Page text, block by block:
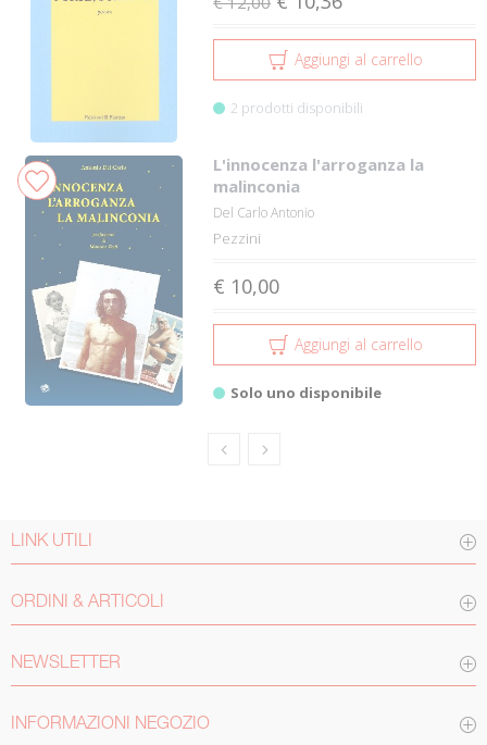
Aggiungi al carrello
2 prodotti disponibili
L'innocenza l'arroganza la
malinconia
Del Carlo Antonio
Pezzini
€ 10,00
Aggiungi al carrello
Solo uno disponibile
LINK UTILI
ORDINI & ARTICOLI
NEWSLETTER
INFORMAZIONI NEGOZIO